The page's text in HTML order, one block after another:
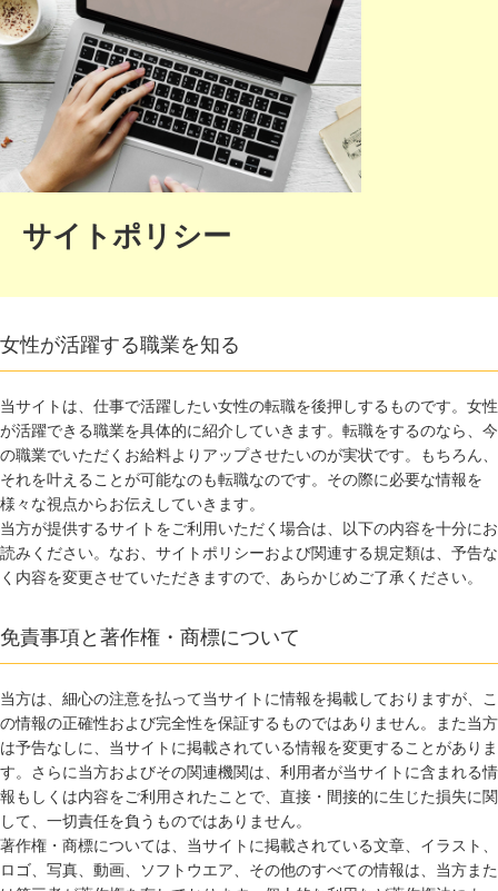
サイトポリシー
女性が活躍する職業を知る
当サイトは、仕事で活躍したい女性の転職を後押しするものです。女性
が活躍できる職業を具体的に紹介していきます。転職をするのなら、今
の職業でいただくお給料よりアップさせたいのが実状です。もちろん、
それを叶えることが可能なのも転職なのです。その際に必要な情報を
様々な視点からお伝えしていきます。
当方が提供するサイトをご利用いただく場合は、以下の内容を十分にお
読みください。なお、サイトポリシーおよび関連する規定類は、予告な
く内容を変更させていただきますので、あらかじめご了承ください。
免責事項と著作権・商標について
当方は、細心の注意を払って当サイトに情報を掲載しておりますが、こ
の情報の正確性および完全性を保証するものではありません。また当方
は予告なしに、当サイトに掲載されている情報を変更することがありま
す。さらに当方およびその関連機関は、利用者が当サイトに含まれる情
報もしくは内容をご利用されたことで、直接・間接的に生じた損失に関
して、一切責任を負うものではありません。
著作権・商標については、当サイトに掲載されている文章、イラスト、
ロゴ、写真、動画、ソフトウエア、その他のすべての情報は、当方また